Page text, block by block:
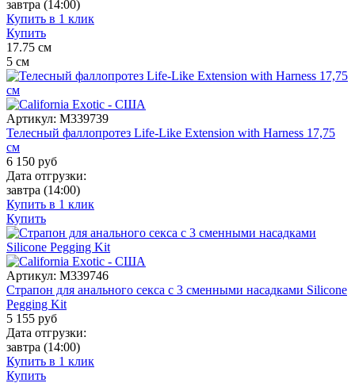
завтра (14:00)
Купить в 1 клик
Купить
17.75 см
5 см
Артикул: M339739
Телесный фаллопротез Life-Like Extension with Harness 17,75
см
6 150 руб
Дата отгрузки:
завтра (14:00)
Купить в 1 клик
Купить
Артикул: M339746
Страпон для анального секса с 3 сменными насадками Silicone
Pegging Kit
5 155 руб
Дата отгрузки:
завтра (14:00)
Купить в 1 клик
Купить